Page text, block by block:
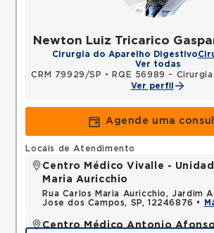
Newton Luiz Tricarico
Cirurgia do Aparelho Digestivo
Ver todas
CRM 79929/SP • RQE 56989 - Cirurgia
Ver perfil
Agende uma
Locais de Atendimento
Centro Médico Vivalle -
Maria Auricchio
Rua Carlos Maria Auricchio, Jardim
Jose dos Campos, SP, 12246876 •
Centro Médico Antonio